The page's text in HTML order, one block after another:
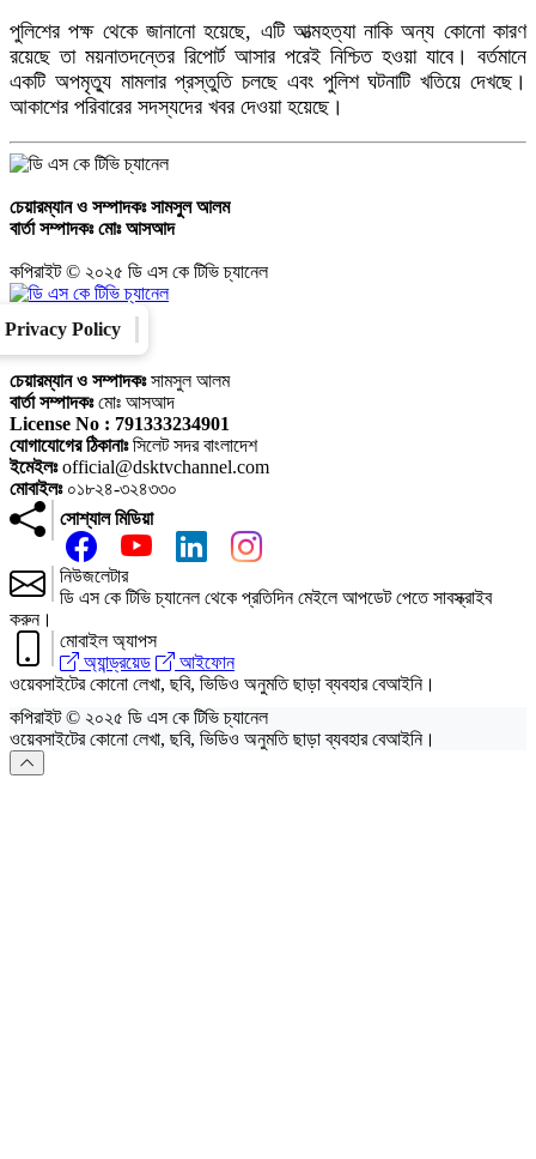
​পুলিশের পক্ষ থেকে জানানো হয়েছে, এটি আত্মহত্যা নাকি অন্য কোনো কারণ
রয়েছে তা ময়নাতদন্তের রিপোর্ট আসার পরেই নিশ্চিত হওয়া যাবে। বর্তমানে
একটি অপমৃত্যু মামলার প্রস্তুতি চলছে এবং পুলিশ ঘটনাটি খতিয়ে দেখছে।
আকাশের পরিবারের সদস্যদের খবর দেওয়া হয়েছে।
চেয়ারম্যান ও সম্পাদকঃসামসুল আলম
বার্তা সম্পাদকঃমোঃ আসআদ
কপিরাইট © ২০২৫ ডি এস কে টিভি চ্যানেল
Privacy Policy
চেয়ারম্যান ও সম্পাদকঃসামসুল আলম
বার্তা সম্পাদকঃমোঃ আসআদ
License No : 791333234901
যোগাযোগের ঠিকানাঃসিলেট সদর বাংলাদেশ
ইমেইলঃofficial@dsktvchannel.com
মোবাইলঃ০১৮২৪-৩২৪৩৩০
সোশ্যাল মিডিয়া
নিউজলেটার
ডি এস কে টিভি চ্যানেল থেকে প্রতিদিন মেইলে আপডেট পেতে সাবস্ক্রাইব
করুন।
মোবাইল অ্যাপস
অ্যান্ড্রয়েড
আইফোন
ওয়েবসাইটের কোনো লেখা, ছবি, ভিডিও অনুমতি ছাড়া ব্যবহার বেআইনি।
কপিরাইট © ২০২৫ ডি এস কে টিভি চ্যানেল
ওয়েবসাইটের কোনো লেখা, ছবি, ভিডিও অনুমতি ছাড়া ব্যবহার বেআইনি।